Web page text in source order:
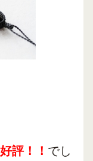
評！！ でし